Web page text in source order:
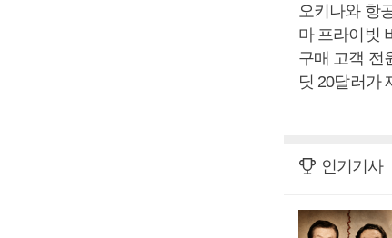
오키나와 항
마 프라이빗
구매 고객 전
딧 20달러가
인기기사